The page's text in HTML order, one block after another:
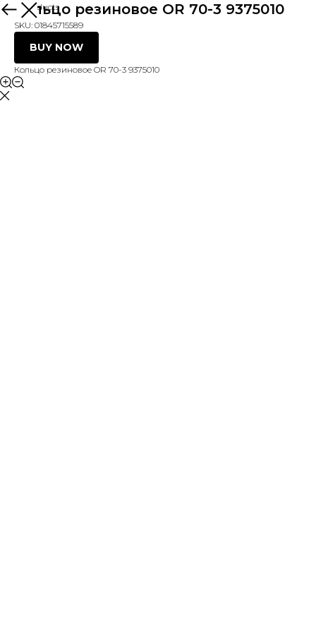
More products
Кольцо резиновое OR 70-3 9375010
SKU: 01845715589
BUY NOW
Кольцо резиновое OR 70-3 9375010